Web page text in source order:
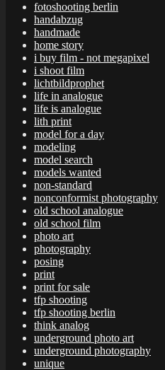
fotoshooting berlin
handabzug
handmade
home story
i buy film - not megapixel
i shoot film
lichtbildprophet
life in analogue
life is analogue
lith print
model for a day
modeling
model search
models wanted
non-standard
nonconformist photography
old school analogue
old school film
photo art
photography
posing
print
print for sale
tfp shooting
tfp shooting berlin
think analog
underground photo art
underground photography
unique